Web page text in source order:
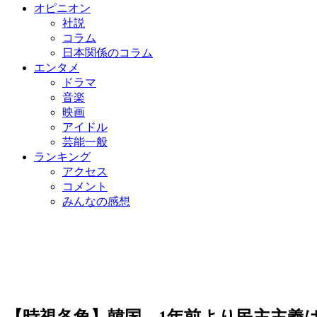
オピニオン
社説
コラム
日本関係のコラム
エンタメ
ドラマ
音楽
映画
アイドル
芸能一般
ランキング
アクセス
コメント
みんなの感想